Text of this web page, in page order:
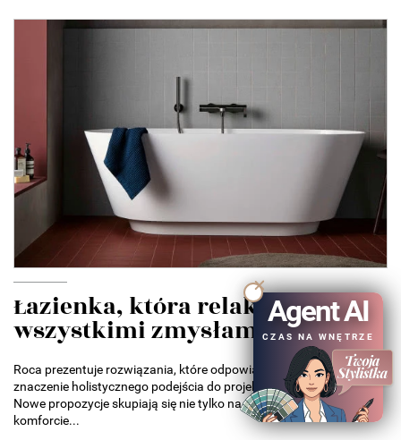
Łazienka, która relaksuje
wszystkimi zmysłami....
Roca prezentuje rozwiązania, które odpowiadają na rosnące
znaczenie holistycznego podejścia do projektowania łazienek.
Nowe propozycje skupiają się nie tylko na estetyce, ale także na
komforcie...
Agent AI
CZAS NA WNĘTRZE